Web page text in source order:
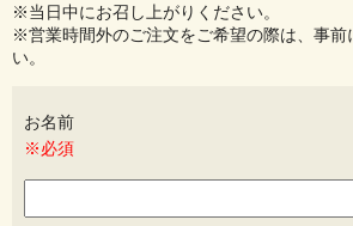
※当日中にお召し上がりください。
※営業時間外のご注文をご希望の際は、事前
い。
お名前
※必須